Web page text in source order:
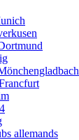
allemands